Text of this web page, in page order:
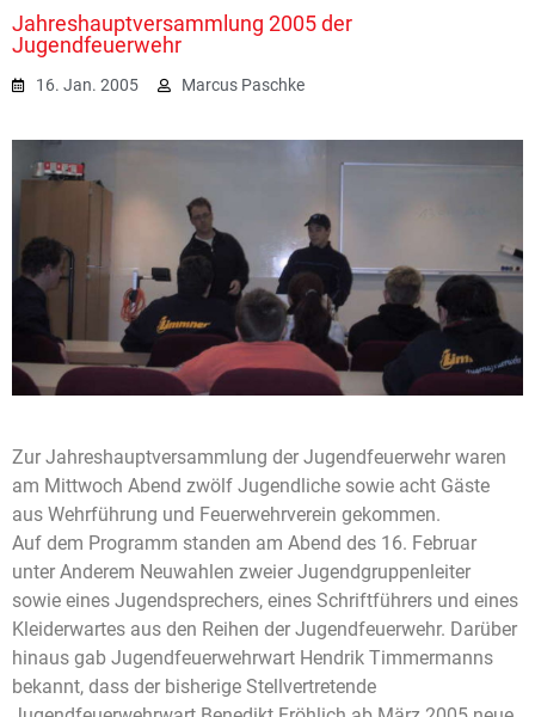
Jahreshauptversammlung 2005 der
Jugendfeuerwehr
16. Jan. 2005 Marcus Paschke
Zur Jahreshauptversammlung der Jugendfeuerwehr waren
am Mittwoch Abend zwölf Jugendliche sowie acht Gäste
aus Wehrführung und Feuerwehrverein gekommen.
Auf dem Programm standen am Abend des 16. Februar
unter Anderem Neuwahlen zweier Jugendgruppenleiter
sowie eines Jugendsprechers, eines Schriftführers und eines
Kleiderwartes aus den Reihen der Jugendfeuerwehr. Darüber
hinaus gab Jugendfeuerwehrwart Hendrik Timmermanns
bekannt, dass der bisherige Stellvertretende